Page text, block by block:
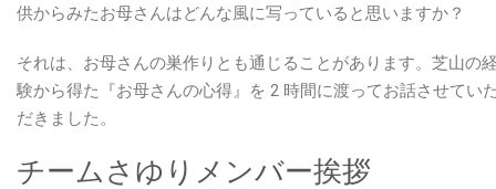
供からみたお母さんはどんな風に写っていると思いますか？
それは、お母さんの巣作りとも通じることがあります。芝山の
験から得た『お母さんの心得』を 2 時間に渡ってお話させてい
だきました。
チームさゆりメンバー挨拶